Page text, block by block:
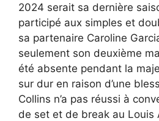
2024 serait sa dernière
participé aux simples et
sa partenaire Caroline
seulement son deuxième
été absente pendant la
sur dur en raison d’une
Collins n’a pas réussi à
de set et de break au Louis